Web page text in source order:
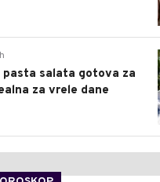
pasta salata gotova za
za vrele dane